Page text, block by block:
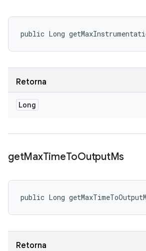
public Long
Retorna
Long
getMaxTimeToOutputMs
public Long
Retorna